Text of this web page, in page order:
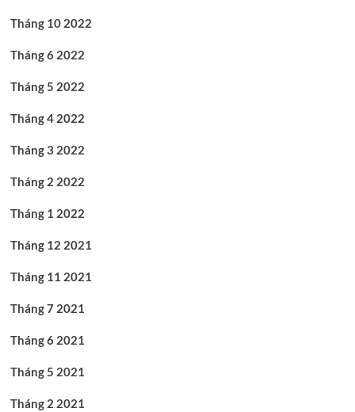
Tháng 10 2022
Tháng 6 2022
Tháng 5 2022
Tháng 4 2022
Tháng 3 2022
Tháng 2 2022
Tháng 1 2022
Tháng 12 2021
Tháng 11 2021
Tháng 7 2021
Tháng 6 2021
Tháng 5 2021
Tháng 2 2021